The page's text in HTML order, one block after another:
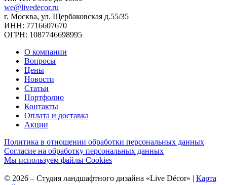
we@livedecor.ru
г. Москва, ул. Щербаковская д.55/35
ИНН: 7716607670
ОГРН: 1087746698995
О компании
Вопросы
Цены
Новости
Статьи
Портфолио
Контакты
Оплата и доставка
Акции
Политика в отношении обработки персональных данных
Согласие на обработку персональных данных
Мы используем файлы Cookies
© 2026 – Студия ландшафтного дизайна «Live Décor» | Карта